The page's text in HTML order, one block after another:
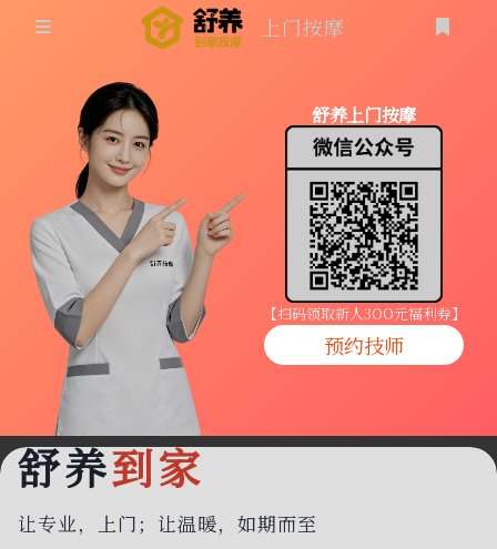
同城按摩
上门按摩
养生按摩
技师入驻
商家入驻
代理入驻
预约技师
上门按摩
登录
舒养上门按摩
【扫码领取新人3OO元福利券】
预约技师
舒养到家
让专业，上门； 让温暖，如期而至